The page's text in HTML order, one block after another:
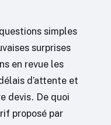
simples
surprises
en revue les
d’attente et
devis. De quoi
proposé par